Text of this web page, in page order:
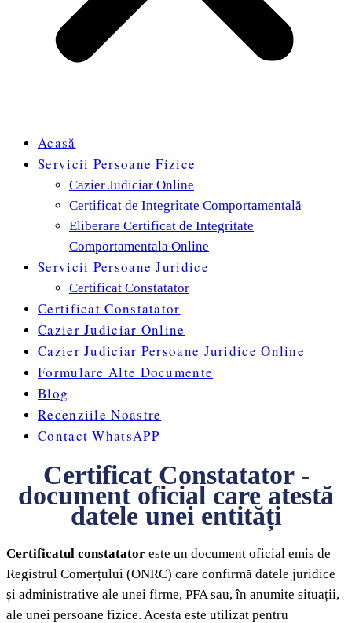
Acasă
Servicii Persoane Fizice
Cazier Judiciar Online
Certificat de Integritate Comportamentală
Eliberare Certificat de Integritate
Comportamentala Online
Servicii Persoane Juridice
Certificat Constatator
Certificat Constatator
Cazier Judiciar Online
Cazier Judiciar Persoane Juridice Online
Formulare Alte Documente
Blog
Recenziile Noastre
Contact WhatsAPP
Certificat Constatator -
document oficial care atestă
datele unei entități
Certificatul constatator este un document oficial emis de
Registrul Comerțului (ONRC) care confirmă datele juridice
și administrative ale unei firme, PFA sau, în anumite situații,
ale unei persoane fizice. Acesta este utilizat pentru